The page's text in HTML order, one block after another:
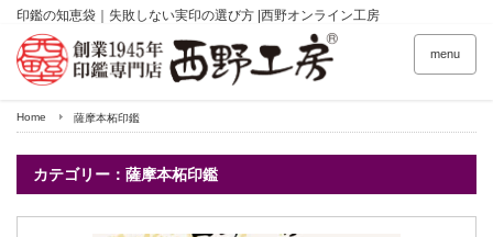
印鑑の知恵袋｜失敗しない実印の選び方 |西野オンライン工房
menu
Home 薩摩本柘印鑑
カテゴリー：薩摩本柘印鑑